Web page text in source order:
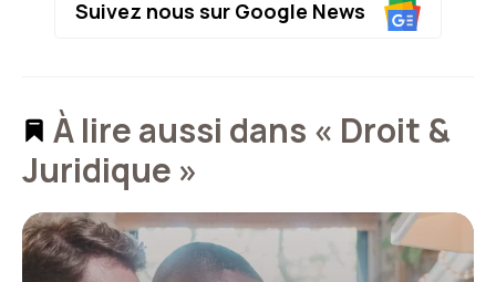
Suivez nous sur Google News
À lire aussi dans « Droit &
Juridique »